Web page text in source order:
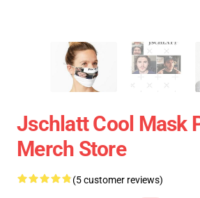
Jschlatt Cool Mask
Merch Store
(5 customer reviews)